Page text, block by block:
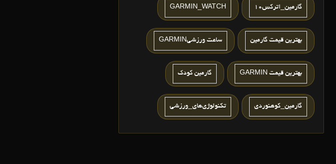
گارمین_اترکس10 GARMIN_WATCH
بهترين قيمت گارمين ساعت ورزشيGARMIN
بهترین قیمت GARMIN گارمین کودک
گارمین_کوهنوردی تکنولوژی‌های_ورزشی